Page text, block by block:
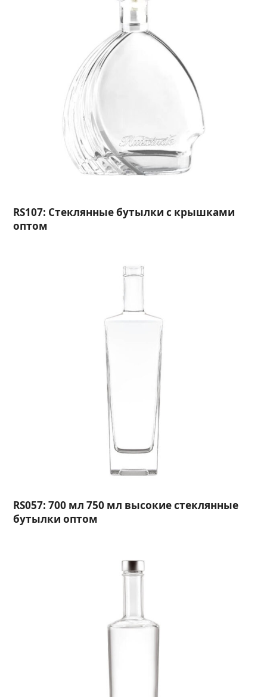
RS107: Стеклянные бутылки с крышками
оптом
RS057: 700 мл 750 мл высокие стеклянные
бутылки оптом